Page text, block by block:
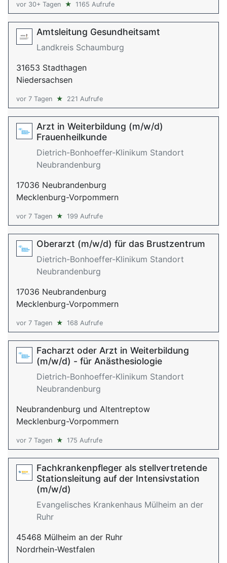
vor 30+ Tagen ★ 1165 Aufrufe
Amtsleitung Gesundheitsamt
Landkreis Schaumburg
31653 Stadthagen
Niedersachsen
vor 7 Tagen ★ 221 Aufrufe
Arzt in Weiterbildung (m/w/d)
Frauenheilkunde
Dietrich-Bonhoeffer-Klinikum Standort
Neubrandenburg
17036 Neubrandenburg
Mecklenburg-Vorpommern
vor 7 Tagen ★ 199 Aufrufe
Oberarzt (m/w/d) für das Brustzentrum
Dietrich-Bonhoeffer-Klinikum Standort
Neubrandenburg
17036 Neubrandenburg
Mecklenburg-Vorpommern
vor 7 Tagen ★ 168 Aufrufe
Facharzt oder Arzt in Weiterbildung
(m/w/d) - für Anästhesiologie
Dietrich-Bonhoeffer-Klinikum Standort
Neubrandenburg
Neubrandenburg und Altentreptow
Mecklenburg-Vorpommern
vor 7 Tagen ★ 175 Aufrufe
Fachkrankenpfleger als stellvertretende
Stationsleitung auf der Intensivstation
(m/w/d)
Evangelisches Krankenhaus Mülheim an der
Ruhr
45468 Mülheim an der Ruhr
Nordrhein-Westfalen